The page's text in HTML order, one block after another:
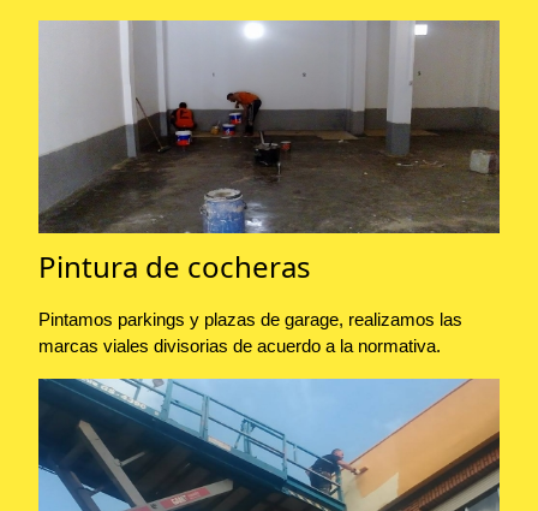
Pintura de cocheras
Pintamos parkings y plazas de garage, realizamos las
marcas viales divisorias de acuerdo a la normativa.